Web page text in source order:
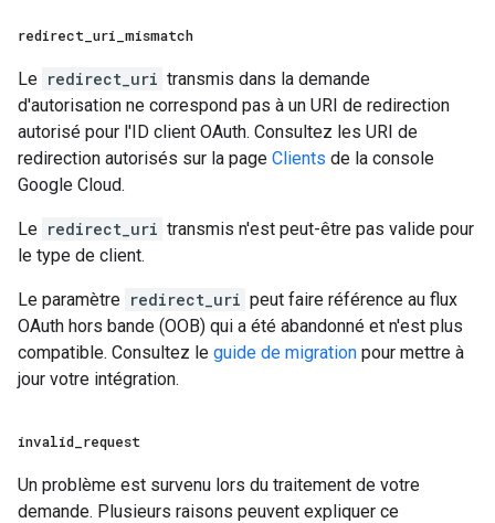
redirect uri mismatch
Le redirect_uri transmis dans la demande
d'autorisation ne correspond pas à un URI de redirection
autorisé pour l'ID client OAuth. Consultez les URI de
redirection autorisés sur la page Clients de la console
Google Cloud.
Le redirect_uri transmis n'est peut-être pas valide pour
le type de client.
Le paramètre redirect_uri peut faire référence au flux
OAuth hors bande (OOB) qui a été abandonné et n'est plus
compatible. Consultez le guide de migration pour mettre à
jour votre intégration.
invalid request
Un problème est survenu lors du traitement de votre
demande. Plusieurs raisons peuvent expliquer ce